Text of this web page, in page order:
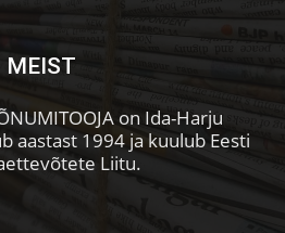
MEIST
on Ida-Harju
aastast 1994 ja kuulub Eesti
Liitu.